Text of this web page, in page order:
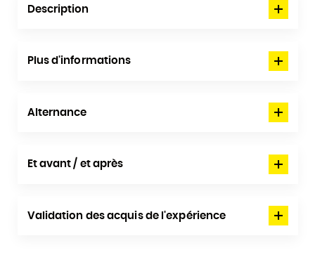
Description
Plus d'informations
Alternance
Et avant / et après
Validation des acquis de l'expérience